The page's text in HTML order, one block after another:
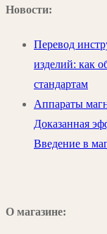
Новости:
Перевод
изделий: как
стандартам
Аппараты
Доказанная
Введение в
О магазине: